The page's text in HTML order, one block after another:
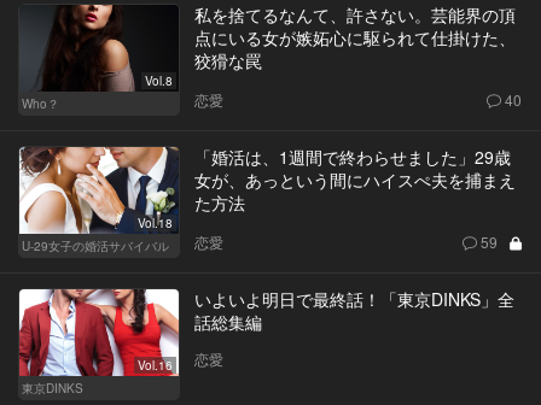
Vol.8
Who？
私を捨てるなんて、許さない。芸能界の頂
点にいる女が嫉妬心に駆られて仕掛けた、
狡猾な罠
恋愛 40
Vol.18
U-29女子の婚活サバイバル
「婚活は、1週間で終わらせました」29歳
女が、あっという間にハイスぺ夫を捕まえ
た方法
恋愛 59
Vol.16
東京DINKS
いよいよ明日で最終話！「東京DINKS」全
話総集編
恋愛